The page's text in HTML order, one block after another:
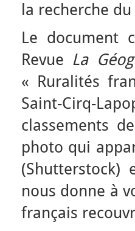
la recherche
Le document
Revue La
« Ruralités
Saint-Cirq-
classements
photo qui
(Shutterstock)
nous donne à
français